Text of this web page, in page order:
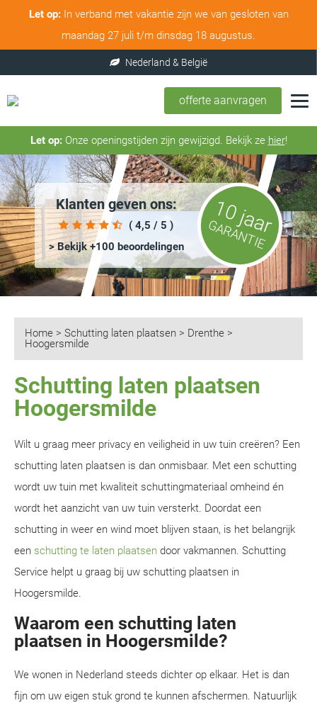
Let op:In verband met vakantie zijn we van gesloten van
maandag 27 juli t/m dinsdag 18 augustus.
offerte aanvragen
Let op:Onze openingstijden zijn gewijzigd. Bekijk ze hier!
Klanten geven ons:
( 4,5 / 5 )
> Bekijk +100 beoordelingen
10 jaar
GARANTIE
Home > Schutting laten plaatsen > Drenthe >
Hoogersmilde
Schutting laten plaatsen
Hoogersmilde
Wilt u graag meer privacy en veiligheid in uw tuin creëren? Een
schutting laten plaatsen is dan onmisbaar. Met een schutting
wordt uw tuin met kwaliteit schuttingmateriaal omheind én
wordt het aanzicht van uw tuin versterkt. Doordat een
schutting in weer en wind moet blijven staan, is het belangrijk
een schutting te laten plaatsen door vakmannen. Schutting
Service helpt u graag bij uw schutting plaatsen in
Hoogersmilde.
Waarom een schutting laten
plaatsen in Hoogersmilde?
We wonen in Nederland steeds dichter op elkaar. Het is dan
fijn om uw eigen stuk grond te kunnen afschermen. Natuurlijk